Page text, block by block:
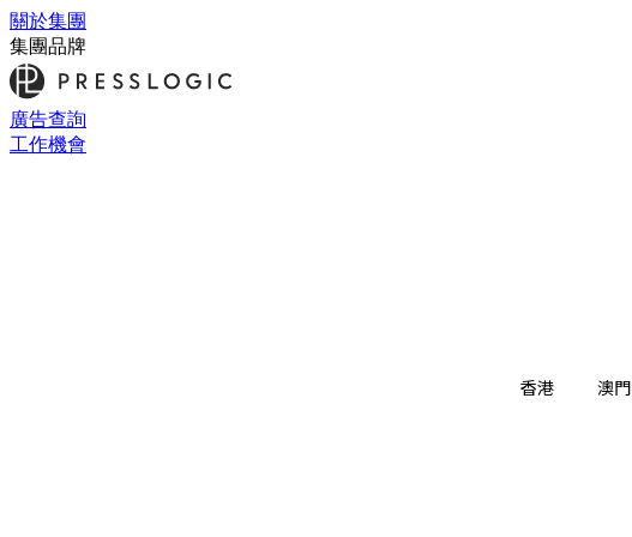
關於集團
集團品牌
廣告查詢
工作機會
香港 澳門